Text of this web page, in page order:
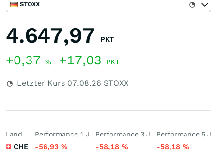
STOXX
4.647,97 PKT
+0,37 % +17,03 PKT
Letzter Kurs 07.08.26 STOXX
Land
CHE
Performance 1 J
-56,93 %
Performance 3 J
-58,18%
Performance 5 J
-58,18 %